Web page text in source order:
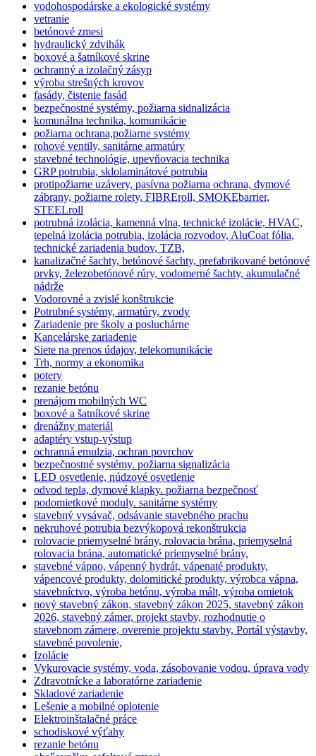
vodohospodárske a ekologické systémy
vetranie
betónové zmesi
hydraulický zdvihák
boxové a šatníkové skrine
ochranný a izolačný zásyp
výroba strešných krovov
fasády, čistenie fasád
bezpečnostné systémy, požiarna sidnalizácia
komunálna technika, komunikácie
požiarna ochrana,požiarne systémy
rohové ventily, sanitárne armatúry
stavebné technológie, upevňovacia technika
GRP potrubia, sklolaminátové potrubia
protipožiarne uzávery, pasívna požiarna ochrana, dymové
zábrany, požiarne rolety, FIBREroll, SMOKEbarrier,
STEELroll
potrubná izolácia, kamenná vlna, technické izolácie, HVAC,
tepelná izolácia potrubia, izolácia rozvodov, AluCoat fólia,
technické zariadenia budov, TZB,
kanalizačné šachty, betónové šachty, prefabrikované betónové
prvky, železobetónové rúry, vodomerné šachty, akumulačné
nádrže
Vodorovné a zvislé konštrukcie
Potrubné systémy, armatúry, zvody
Zariadenie pre školy a posluchárne
Kancelárske zariadenie
Siete na prenos údajov, telekomunikácie
Trh, normy a ekonomika
potery
rezanie betónu
prenájom mobilných WC
boxové a šatníkové skrine
drenážny materiál
adaptéry vstup-výstup
ochranná emulzia, ochran povrchov
bezpečnostné systémy. požiarna signalizácia
LED osvetlenie, núdzové osvetlenie
odvod tepla, dymové klapky. požiarna bezpečnosť
podomietkové moduly. sanitárne systémy
stavebný vysávač, odsávanie stavebného prachu
nekruhové potrubia bezvýkopová rekonštrukcia
rolovacie priemyselné brány, rolovacia brána, priemyselná
rolovacia brána, automatické priemyselné brány,
stavebné vápno, vápenný hydrát, vápenaté produkty,
vápencové produkty, dolomitické produkty, výrobca vápna,
stavebníctvo, výroba betónu, výroba mált, výroba omietok
nový stavebný zákon, stavebný zákon 2025, stavebný zákon
2026, stavebný zámer, projekt stavby, rozhodnutie o
stavebnom zámere, overenie projektu stavby, Portál výstavby,
stavebné povolenie,
Izolácie
Vykurovacie systémy, voda, zásobovanie vodou, úprava vody
Zdravotnícke a laboratórne zariadenie
Skladové zariadenie
Lešenie a mobilné oplotenie
Elektroinštalačné práce
schodiskové výťahy
rezanie betónu